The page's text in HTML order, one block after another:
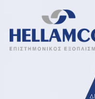
content